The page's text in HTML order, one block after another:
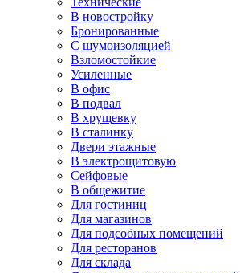
В новостройку
Бронированные
С шумоизоляцией
Взломостойкие
Усиленные
В офис
В подвал
В хрущевку
В сталинку
Двери этажные
В электрощитовую
Сейфовые
В общежитие
Для гостиниц
Для магазинов
Для подсобных помещений
Для ресторанов
Для склада